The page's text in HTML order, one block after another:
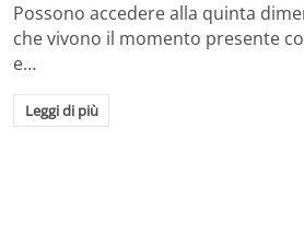
Possono accedere alla quinta
che vivono il momento presente
e…
Leggi di più